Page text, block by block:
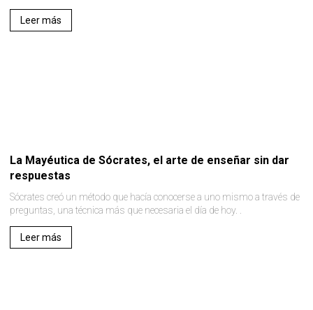
Leer más
La Mayéutica de Sócrates, el arte de enseñar sin dar
respuestas
Sócrates creó un método que hacía conocerse a uno mismo a través de
preguntas, una técnica más que necesaria el día de hoy. .
Leer más